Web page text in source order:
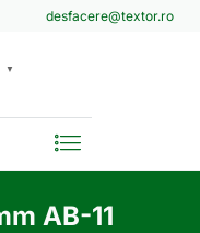
desfacere@textor.ro
▼
AB-11